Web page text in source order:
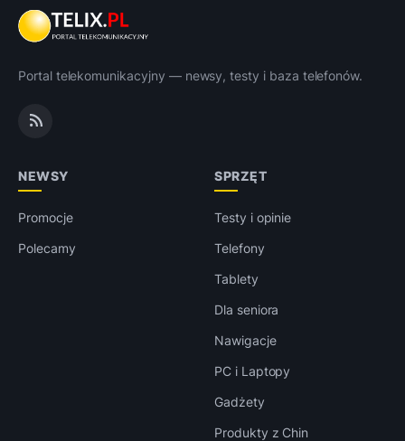
Portal telekomunikacyjny — newsy, testy i baza telefonów.
NEWSY
Promocje
Polecamy
SPRZĘT
Testy i opinie
Telefony
Tablety
Dla seniora
Nawigacje
PC i Laptopy
Gadżety
Produkty z Chin